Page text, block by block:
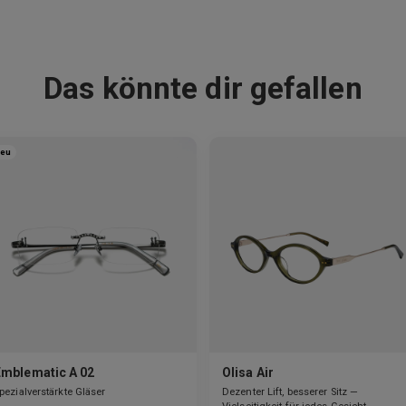
Das könnte dir gefallen
A 02
Gläser
Olisa Air
Dezenter Lift, besserer Sitz —